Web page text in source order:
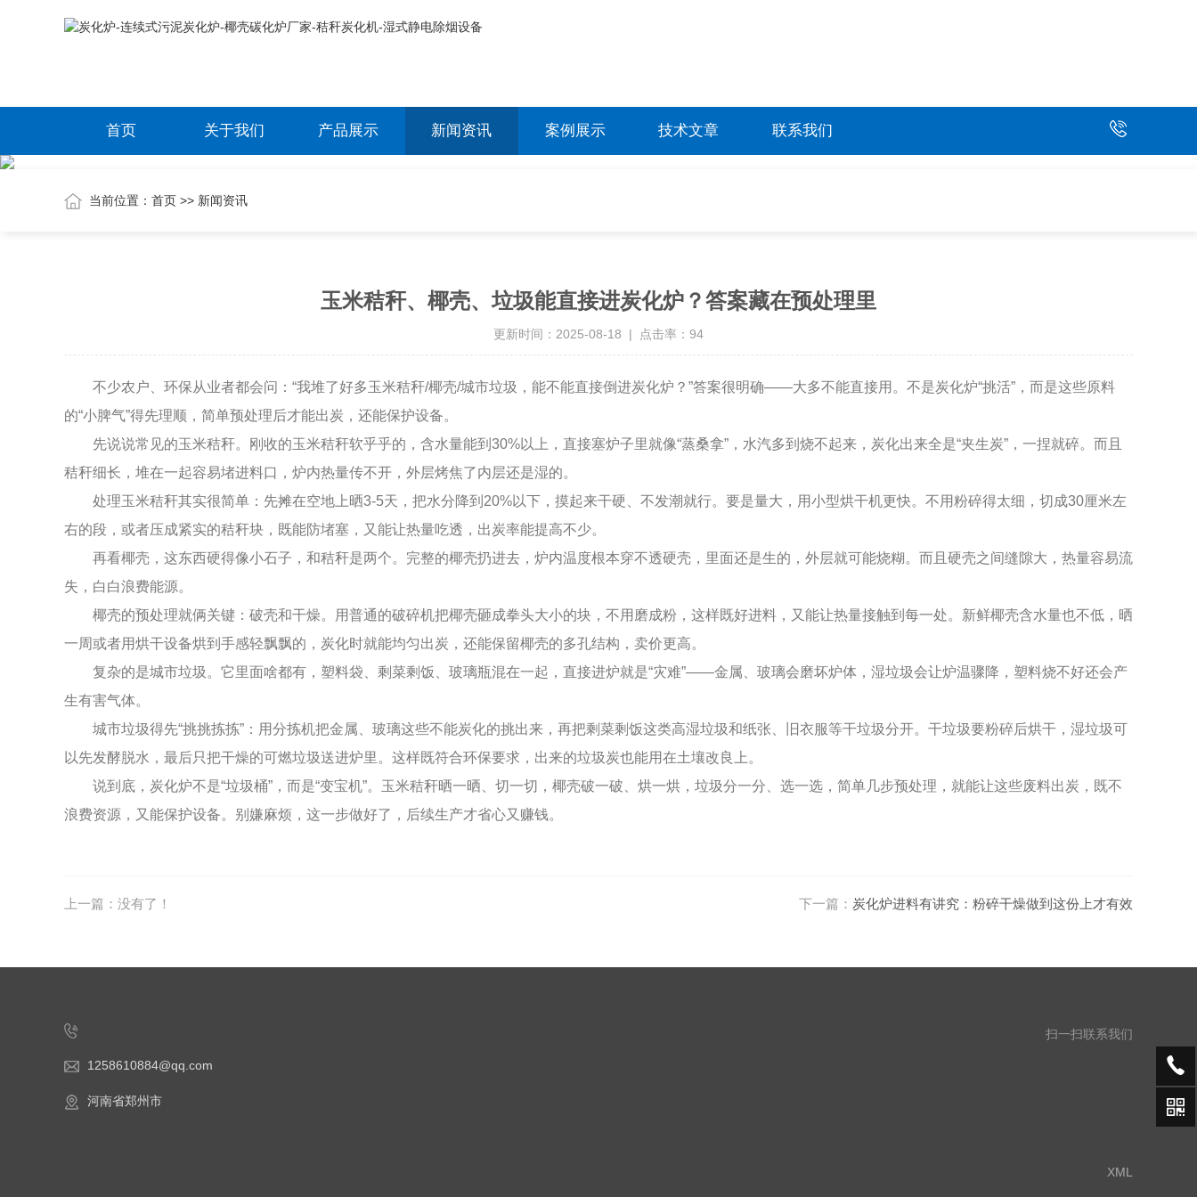
首页 关于我们 产品展示 新闻资讯 案例展示 技术文章 联系我们
当前位置： 首页 >> 新闻资讯
玉米秸秆、椰壳、垃圾能直接进炭化炉？答案藏在预处理里
更新时间：2025-08-18 | 点击率：94
不少农户、环保从业者都会问：“我堆了好多玉米秸秆/椰壳/城市垃圾，能不能直接倒进炭化炉？”答案很明确——大多不能直接用。不是炭化炉“挑活”，而是这些原料
的“小脾气”得先理顺，简单预处理后才能出炭，还能保护设备。
先说说常见的玉米秸秆。刚收的玉米秸秆软乎乎的，含水量能到30%以上，直接塞炉子里就像“蒸桑拿”，水汽多到烧不起来，炭化出来全是“夹生炭”，一捏就碎。而且
秸秆细长，堆在一起容易堵进料口，炉内热量传不开，外层烤焦了内层还是湿的。
处理玉米秸秆其实很简单：先摊在空地上晒3-5天，把水分降到20%以下，摸起来干硬、不发潮就行。要是量大，用小型烘干机更快。不用粉碎得太细，切成30厘米左
右的段，或者压成紧实的秸秆块，既能防堵塞，又能让热量吃透，出炭率能提高不少。
再看椰壳，这东西硬得像小石子，和秸秆是两个。完整的椰壳扔进去，炉内温度根本穿不透硬壳，里面还是生的，外层就可能烧糊。而且硬壳之间缝隙大，热量容易流
失，白白浪费能源。
椰壳的预处理就俩关键：破壳和干燥。用普通的破碎机把椰壳砸成拳头大小的块，不用磨成粉，这样既好进料，又能让热量接触到每一处。新鲜椰壳含水量也不低，晒
一周或者用烘干设备烘到手感轻飘飘的，炭化时就能均匀出炭，还能保留椰壳的多孔结构，卖价更高。
复杂的是城市垃圾。它里面啥都有，塑料袋、剩菜剩饭、玻璃瓶混在一起，直接进炉就是“灾难”——金属、玻璃会磨坏炉体，湿垃圾会让炉温骤降，塑料烧不好还会产
生有害气体。
城市垃圾得先“挑挑拣拣”：用分拣机把金属、玻璃这些不能炭化的挑出来，再把剩菜剩饭这类高湿垃圾和纸张、旧衣服等干垃圾分开。干垃圾要粉碎后烘干，湿垃圾可
以先发酵脱水，最后只把干燥的可燃垃圾送进炉里。这样既符合环保要求，出来的垃圾炭也能用在土壤改良上。
说到底，炭化炉不是“垃圾桶”，而是“变宝机”。玉米秸秆晒一晒、切一切，椰壳破一破、烘一烘，垃圾分一分、选一选，简单几步预处理，就能让这些废料出炭，既不
浪费资源，又能保护设备。别嫌麻烦，这一步做好了，后续生产才省心又赚钱。
上一篇：没有了！ 下一篇： 炭化炉进料有讲究：粉碎干燥做到这份上才有效
1258610884@qq.com
河南省郑州市
扫一扫联系我们
XML